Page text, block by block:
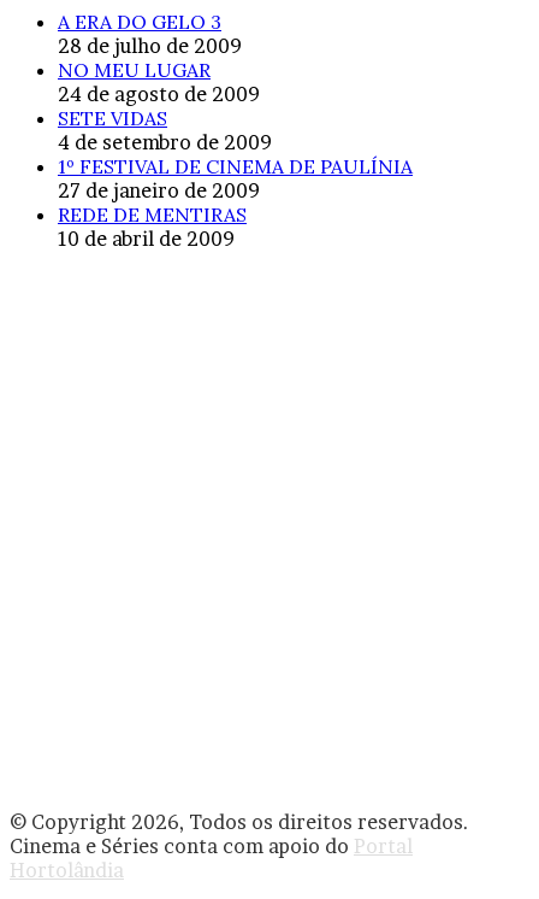
A ERA DO GELO 3
28 de julho de 2009
NO MEU LUGAR
24 de agosto de 2009
SETE VIDAS
4 de setembro de 2009
1º FESTIVAL DE CINEMA DE PAULÍNIA
27 de janeiro de 2009
REDE DE MENTIRAS
10 de abril de 2009
© Copyright 2026, Todos os direitos reservados.
Cinema e Séries conta com apoio do Portal
Hortolândia